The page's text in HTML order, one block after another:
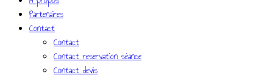
Partenaires
Contact
Contact
Contact reservation séance
Contact devis